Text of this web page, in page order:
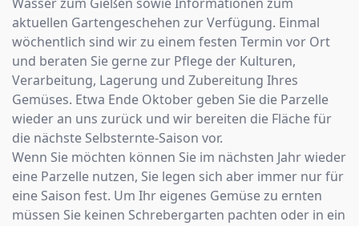
aktuellen Gartengeschehen zur Verfügung. Einmal
wöchentlich sind wir zu einem festen Termin vor Ort
und beraten Sie gerne zur Pflege der Kulturen,
Verarbeitung, Lagerung und Zubereitung Ihres
Gemüses. Etwa Ende Oktober geben Sie die Parzelle
wieder an uns zurück und wir bereiten die Fläche für
die nächste Selbsternte-Saison vor.
Wenn Sie möchten können Sie im nächsten Jahr wieder
eine Parzelle nutzen, Sie legen sich aber immer nur für
eine Saison fest. Um Ihr eigenes Gemüse zu ernten
müssen Sie keinen Schrebergarten pachten oder in ein